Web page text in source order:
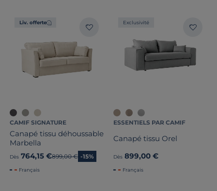
Liv. offerte
CAMIF SIGNATURE
Canapé tissu déhoussable
Marbella
Dès 764,15 €Ancien prix
899,00 € -15%
Français
Exclusivité
ESSENTIELS PAR CAMIF
Canapé tissu Orel
Dès 899,00 €
Français